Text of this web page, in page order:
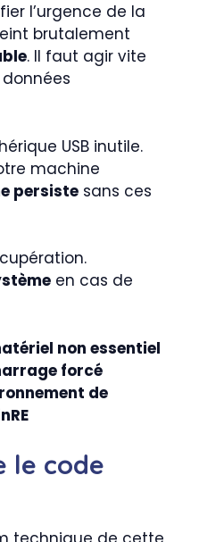
l’urgence de la
brutalement
. Il faut agir vite
USB inutile.
machine
persiste sans ces
en cas de
non essentiel
forcé
de
le code